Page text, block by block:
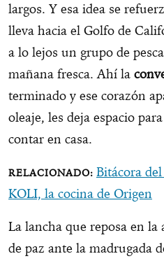
largos. Y esa idea se
lleva hacia el Golfo de
a lo lejos un grupo de
mañana fresca. Ahí la
terminado y ese corazón
oleaje, les deja espacio
contar en casa.
Bitácora
KOLI, la cocina de Origen
La lancha que reposa en la
de paz ante la madrugada